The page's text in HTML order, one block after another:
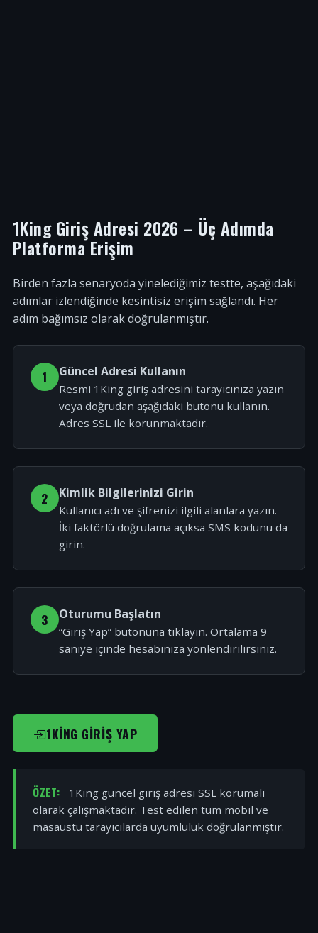
1King Giriş Adresi 2026 – Üç Adımda
Platforma Erişim
Birden fazla senaryoda yinelediğimiz testte, aşağıdaki
adımlar izlendiğinde kesintisiz erişim sağlandı. Her
adım bağımsız olarak doğrulanmıştır.
1 Güncel Adresi Kullanın
Resmi 1King giriş adresini tarayıcınıza yazın
veya doğrudan aşağıdaki butonu kullanın.
Adres SSL ile korunmaktadır.
2 Kimlik Bilgilerinizi Girin
Kullanıcı adı ve şifrenizi ilgili alanlara yazın.
İki faktörlü doğrulama açıksa SMS kodunu da
girin.
3 Oturumu Başlatın
“Giriş Yap” butonuna tıklayın. Ortalama 9
saniye içinde hesabınıza yönlendirilirsiniz.
1KING GIRIŞ YAP
ÖZET:
1King güncel giriş adresi SSL korumalı
olarak çalışmaktadır. Test edilen tüm mobil ve
masaüstü tarayıcılarda uyumluluk doğrulanmıştır.